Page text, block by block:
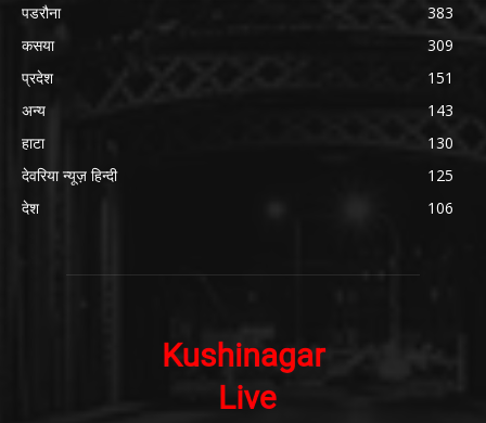
पडरौना
383
कसया
309
प्रदेश
151
अन्य
143
हाटा
130
देवरिया न्यूज़ हिन्दी
125
देश
106